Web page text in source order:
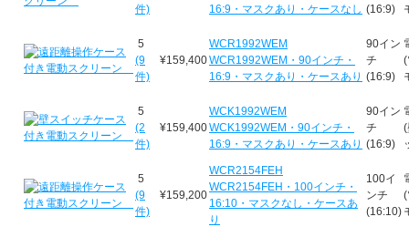
件)
16:9・マスクあり・ケースなし (16:9)
5
(9
件)
¥159,400
WCR1992WEM
WCR1992WEM・90インチ・
16:9・マスクあり・ケースあり
90イン
チ
(16:9)
(
5
(2
件)
¥159,400
WCK1992WEM
WCK1992WEM・90インチ・
16:9・マスクあり・ケースあり
90イン
チ
(16:9)
(
5
(9
件)
¥159,200
WCR2154FEH
WCR2154FEH・100インチ・
16:10・マスクなし・ケースあ
り
100イ
ンチ
(16:10)
(